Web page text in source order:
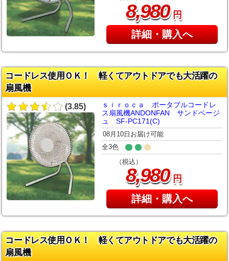
8,980円
詳細・購入へ
コードレス使用ＯＫ！ 軽くてアウトドアでも大活躍の
扇風機
(3.85)
ｓｉｒｏｃａ ポータブルコードレ
ス扇風機ANDONFAN サンドベージ
ュ SF-PC171(C)
08月10日お届け可能
全3色
（税込）
8,980円
詳細・購入へ
コードレス使用ＯＫ！ 軽くてアウトドアでも大活躍の
扇風機